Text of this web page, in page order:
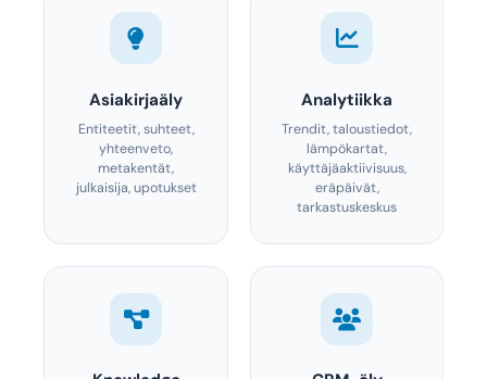
Asiakirjaäly
Entiteetit, suhteet,
yhteenveto,
metakentät,
julkaisija, upotukset
Analytiikka
Trendit, taloustiedot,
lämpökartat,
käyttäjäaktiivisuus,
eräpäivät,
tarkastuskeskus